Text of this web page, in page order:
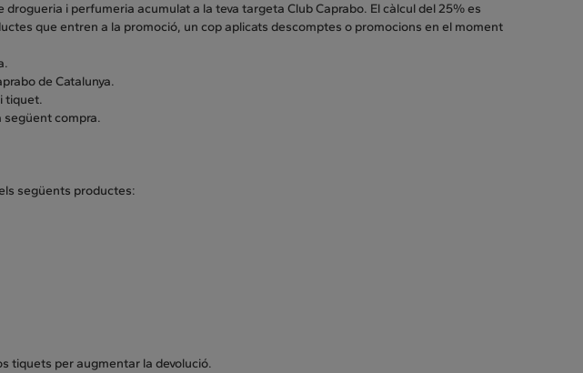
drogueria i perfumeria acumulat a la teva targeta Club Caprabo. El càlcul del 25% es
que entren a la promoció, un cop aplicats descomptes o promocions en el moment
de Catalunya.
tiquet.
següent compra.
següents productes:
tiquets per augmentar la devolució.